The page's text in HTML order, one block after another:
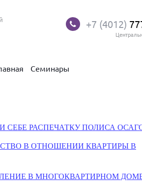
+7 (4012)
Семинары
РАСПЕЧАТКУ ПОЛИСА
В ОТНОШЕНИИ КВАРТИРЫ В
В МНОГОКВАРТИРНОМ